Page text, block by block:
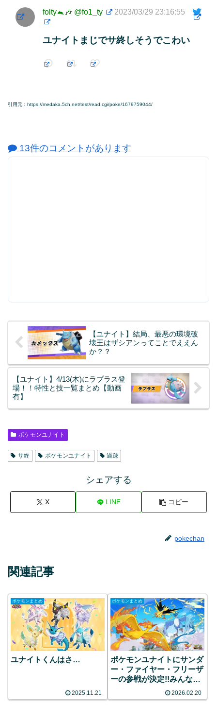
folty🐁🎶 @fo1_ty 2023/03/29 23:16:55
ユナイトまじでサ終しそうでこわい
引用元：https://medaka.5ch.net/test/read.cgi/poke/1679759044/
13件のコメントがあります
【ユナイト】結局、最悪の環境破
壊王はザシアンってことでええん
か？？
【ユナイト】4/13(木)にラプラス登
場！！特性と技一覧まとめ【動画
有】
ポケモンユナイト
サ終 ポケモンユナイト 過疎
シェアする
X LINE コピー
pokechan
関連記事
ポケモンまとめ
ユナイトくんはさ…
2025.11.21
ポケモンまとめ
ポケモンユナイトにサンダ
ー・ファイヤー・フリーザ
ーの参戦が決定!!みんなの
2026.02.20